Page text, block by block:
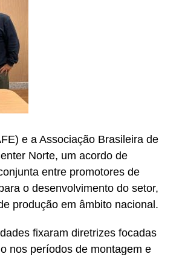
e a Associação Brasileira de
Norte, um acordo de
entre promotores de
o desenvolvimento do setor,
produção em âmbito nacional.
fixaram diretrizes focadas
nos períodos de montagem e